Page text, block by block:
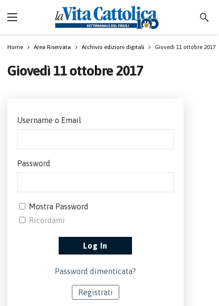
Home Area Riservata Archivio edizioni digitali Giovedì 11 ottobre 2017
Giovedì 11 ottobre 2017
Username o Email
Password
Mostra Password
Ricordami
Password dimenticata?
Registrati